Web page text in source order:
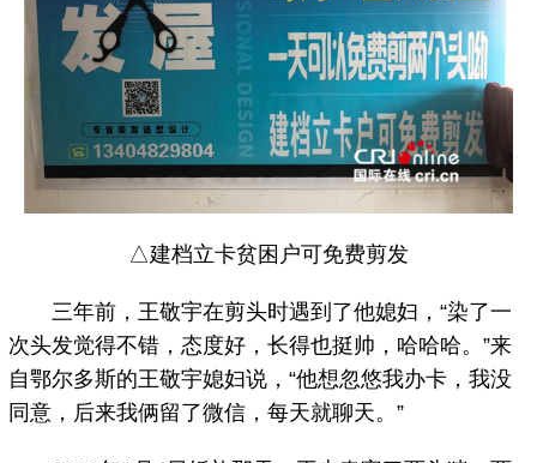
△建档立卡贫困户可免费剪发
三年前，王敬宇在剪头时遇到了他媳妇，“染了一
次头发觉得不错，态度好，长得也挺帅，哈哈哈。”来
自鄂尔多斯的王敬宇媳妇说，“他想忽悠我办卡，我没
同意，后来我俩留了微信，每天就聊天。”